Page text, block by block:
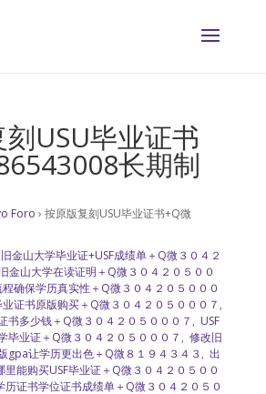
USU毕业证书
长期制
Foro › 按原版复刻USU毕业证书+Q微
金山大学毕业证+USF成绩单＋Q微３０４２
金山大学在读证明＋Q微３０４２０５００
程确保学历真实性＋Q微３０４２０５０００
业证书原版购买＋Q微３０４２０５０００７ ,
书多少钱＋Q微３０４２０５０００７ , USF
毕业证＋Q微３０４２０５０００７ , 修改旧
gpa让学历更出色＋Q微８１９４３４３ , 出
里能购买USF毕业证＋Q微３０４２０５００
历证书学位证书成绩单＋Q微３０４２０５０